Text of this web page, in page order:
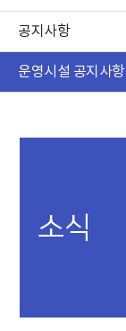
공지사항
운영시설 공지사항
소식